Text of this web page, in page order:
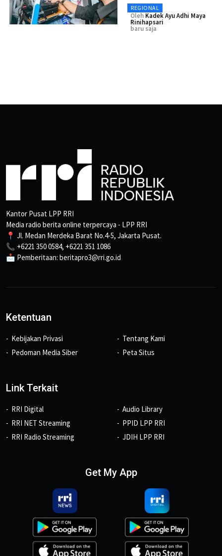
REGIONAL
Oleh Kadek Ayu Adhi Maya
Rinihapsari
baru saja
Kantor Pusat LPP RRI
Media radio berita online terpercaya - LPP RRI
📍 Jl. Medan Merdeka Barat No.4-5, Jakarta Pusat.
📞 +6221 350 0584, +6221 351 1086
📩 Pemberitaan: beritapro3@rri.go.id
Ketentuan
Kebijakan Privasi
Pedoman Media Siber
Tentang Kami
Peta Situs
Link Terkait
RRI Digital
RRI NET Streaming
RRI Radio Streaming
Audio Library
PPID LPP RRI
JDIH LPP RRI
Get My App